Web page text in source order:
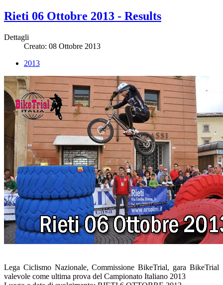
Rieti 06 Ottobre 2013 - Results
Dettagli
Creato: 08 Ottobre 2013
2013
Lega Ciclismo Nazionale, Commissione BikeTrial, gara BikeTrial
valevole come ultima prova del Campionato Italiano 2013